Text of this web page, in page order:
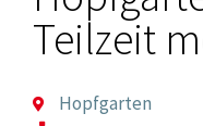
Teilzeit
Hopfgarten